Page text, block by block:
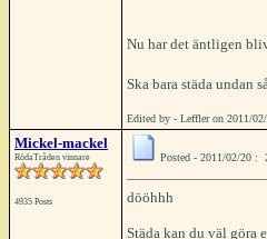
Nu har det äntligen
Ska bara städa undan
Edited by - Leffler on 2011/
Mickel-mackel
RödaTråden vinnare
4935 Posts
Posted - 2011/02/20 :
dööhhh
Städa kan du väl göra